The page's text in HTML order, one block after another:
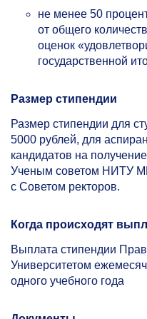
не менее 50
от общего
оценок
государственной
Размер стипендии
Размер стипендии для
5000 рублей, для
кандидатов на
Ученым советом НИТУ
с Советом ректоров.
Когда происходят
Выплата стипендии
Университетом
одного учебного года